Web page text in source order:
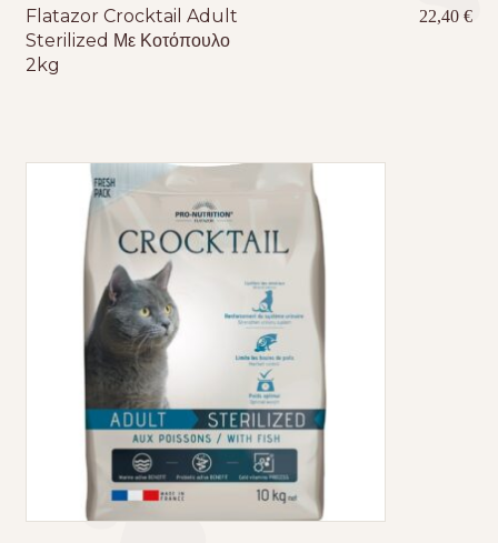
Flatazor Crocktail Adult
Sterilized Με Κοτόπουλο
2kg
22,40€